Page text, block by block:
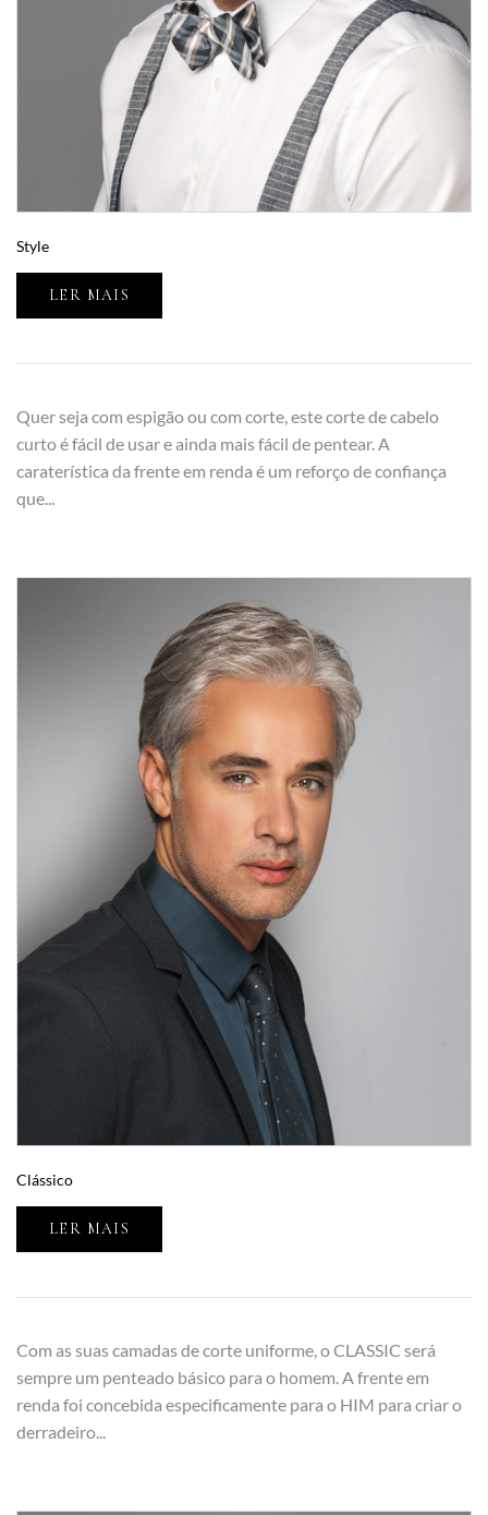
Style
LER MAIS
Quer seja com espigão ou com corte, este corte de cabelo
curto é fácil de usar e ainda mais fácil de pentear. A
caraterística da frente em renda é um reforço de confiança
que...
Clássico
LER MAIS
Com as suas camadas de corte uniforme, o CLASSIC será
sempre um penteado básico para o homem. A frente em
renda foi concebida especificamente para o HIM para criar o
derradeiro...